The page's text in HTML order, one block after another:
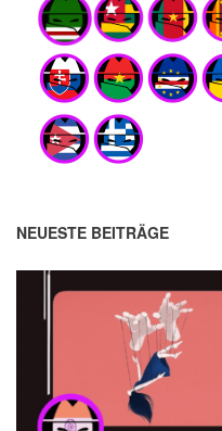
NEUESTE BEITRÄGE